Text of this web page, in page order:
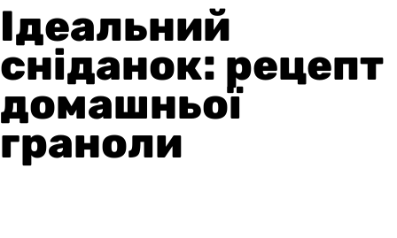
Ідеальний
сніданок: рецепт
домашньої
граноли